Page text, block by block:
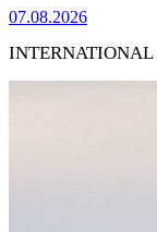
07.08.2026
INTERNATIONAL